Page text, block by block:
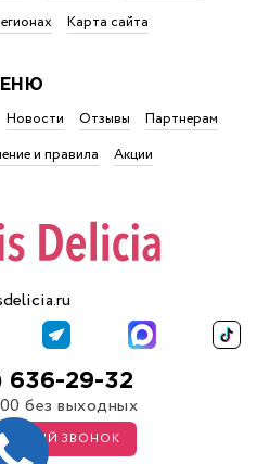
636-29-32
без выходных
ЗВОНОК
Карта сайта
Новости Отзывы
Партнерам
и правила Акции